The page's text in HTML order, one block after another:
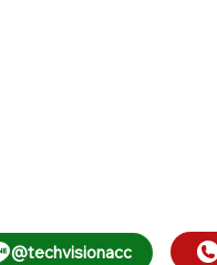
@techvisionacc